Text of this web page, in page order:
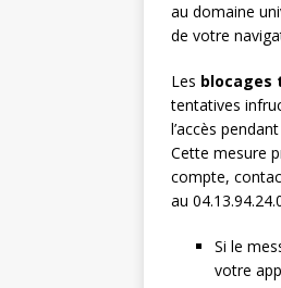
au domaine
de votre
Les blocages
tentatives
l’accès
Cette mesure
compte,
au
Si le
votre